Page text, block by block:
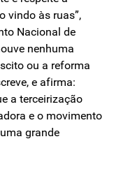
vindo às ruas”,
Nacional de
nenhuma
ou a reforma
e afirma:
a terceirização
e o movimento
grande